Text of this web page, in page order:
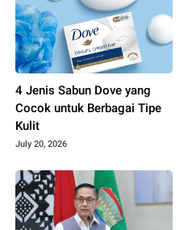
4 Jenis Sabun Dove yang
Cocok untuk Berbagai Tipe
Kulit
July 20, 2026